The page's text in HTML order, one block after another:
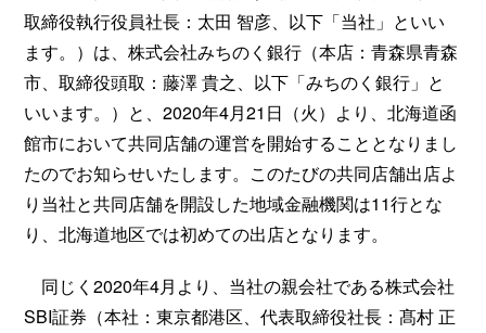
取締役執行役員社長：太田 智彦、以下「当社」といい
ます。）は、株式会社みちのく銀行（本店：青森県青森
市、取締役頭取：藤澤 貴之、以下「みちのく銀行」と
いいます。）と、2020年4月21日（火）より、北海道函
館市において共同店舗の運営を開始することとなりまし
たのでお知らせいたします。このたびの共同店舗出店よ
り当社と共同店舗を開設した地域金融機関は11行とな
り、北海道地区では初めての出店となります。
同じく2020年4月より、当社の親会社である株式会社
SBI証券（本社：東京都港区、代表取締役社長：髙村 正